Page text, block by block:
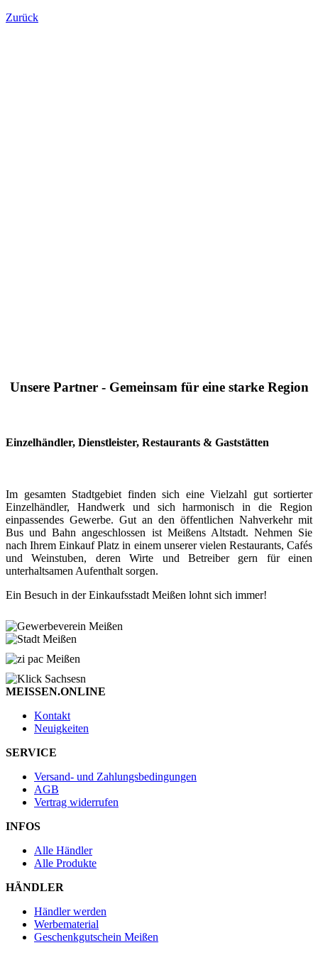
Zurück
Unsere Partner - Gemeinsam für eine starke Region
Einzelhändler, Dienstleister, Restaurants & Gaststätten
Im gesamten Stadtgebiet finden sich eine Vielzahl gut sortierter
Einzelhändler, Handwerk und sich harmonisch in die Region
einpassendes Gewerbe. Gut an den öffentlichen Nahverkehr mit
Bus und Bahn angeschlossen ist Meißens Altstadt. Nehmen Sie
nach Ihrem Einkauf Platz in einem unserer vielen Restaurants, Cafés
und Weinstuben, deren Wirte und Betreiber gern für einen
unterhaltsamen Aufenthalt sorgen.
Ein Besuch in der Einkaufsstadt Meißen lohnt sich immer!
MEISSEN.ONLINE
Kontakt
Neuigkeiten
SERVICE
Versand- und Zahlungsbedingungen
AGB
Vertrag widerrufen
INFOS
Alle Händler
Alle Produkte
HÄNDLER
Händler werden
Werbematerial
Geschenkgutschein Meißen